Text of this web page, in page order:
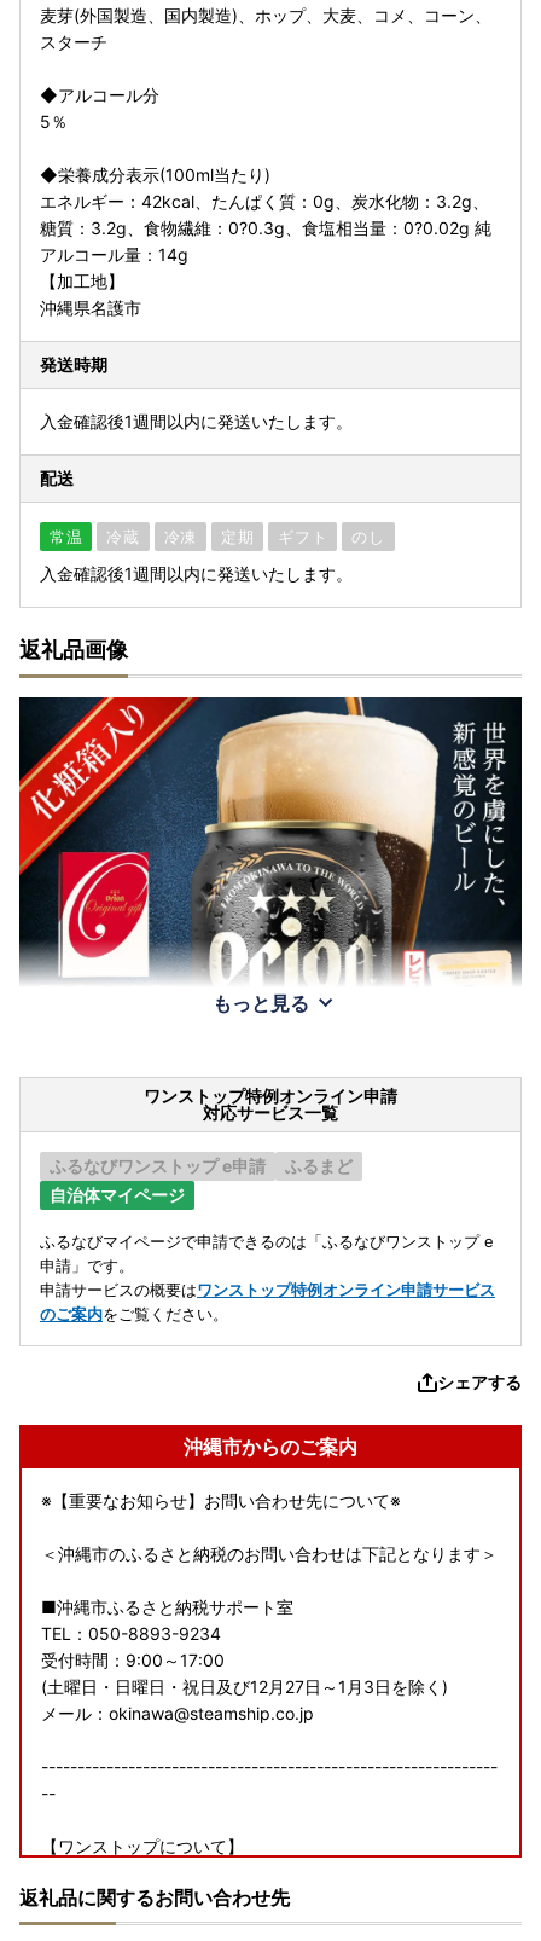
麦芽(外国製造、国内製造)、ホップ、大麦、コメ、コーン、
スターチ
◆アルコール分
5％
◆栄養成分表示(100ml当たり)
エネルギー：42kcal、たんぱく質：0g、炭水化物：3.2g、
糖質：3.2g、食物繊維：0?0.3g、食塩相当量：0?0.02g 純
アルコール量：14g
【加工地】
沖縄県名護市
発送時期
入金確認後1週間以内に発送いたします。
配送
常温 冷蔵 冷凍 定期 ギフト のし
入金確認後1週間以内に発送いたします。
返礼品画像
もっと見る
ワンストップ特例オンライン申請
対応サービス一覧
ふるなびワンストップ e申請
ふるまど
自治体マイページ
ふるなびマイページで申請できるのは「ふるなびワンストップ e
申請」です。
申請サービスの概要はワンストップ特例オンライン申請サービス
のご案内をご覧ください。
シェアする
沖縄市からのご案内
※【重要なお知らせ】お問い合わせ先について※
＜沖縄市のふるさと納税のお問い合わせは下記となります＞
■沖縄市ふるさと納税サポート室
TEL：050-8893-9234
受付時間：9:00～17:00
(土曜日・日曜日・祝日及び12月27日～1月3日を除く)
メール：okinawa@steamship.co.jp
---------------------------------------------------------------
--
【ワンストップについて】
です。添付書類と合わせて期限内に下記へご郵送下さい。
返礼品に関するお問い合わせ先